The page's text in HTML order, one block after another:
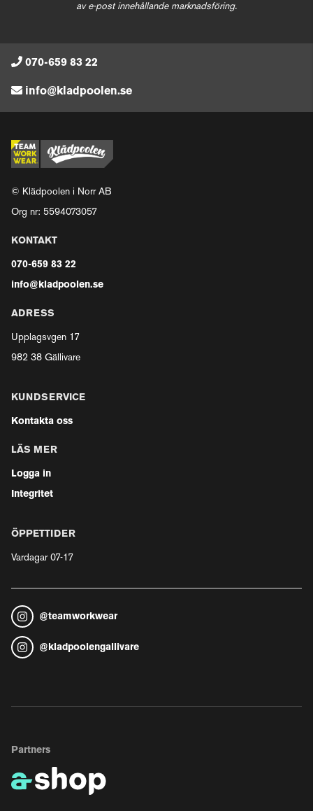
av e-post innehållande marknadsföring.
070-659 83 22
info@kladpoolen.se
© Klädpoolen i Norr AB
Org nr: 5594073057
KONTAKT
070-659 83 22
info@kladpoolen.se
ADRESS
Upplagsvgen 17
982 38 Gällivare
KUNDSERVICE
Kontakta oss
LÄS MER
Logga in
Integritet
ÖPPETTIDER
Vardagar 07-17
@teamworkwear
@ kladpoolengallivare
Partners